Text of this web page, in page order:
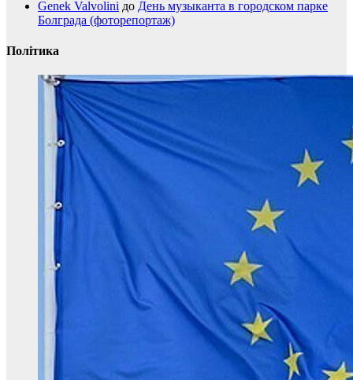
Genek Valvolini до День музыканта в городском парке
Болграда (фоторепортаж)
Політика